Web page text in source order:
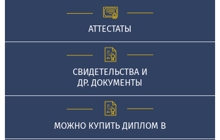
АТТЕСТАТЫ
СВИДЕТЕЛЬСТВА И
ДР. ДОКУМЕНТЫ
МОЖНО КУПИТЬ ДИПЛОМ В